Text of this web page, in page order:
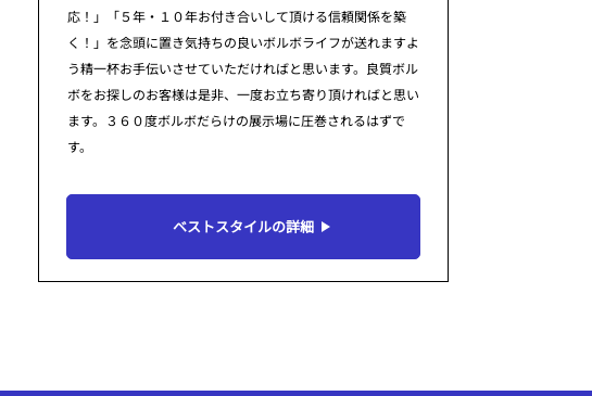
応！」「５年・１０年お付き合いして頂ける信頼関係を築
く！」を念頭に置き気持ちの良いボルボライフが送れますよ
う精一杯お手伝いさせていただければと思います。良質ボル
ボをお探しのお客様は是非、一度お立ち寄り頂ければと思い
ます。３６０度ボルボだらけの展示場に圧巻されるはずで
す。
ベストスタイルの詳細